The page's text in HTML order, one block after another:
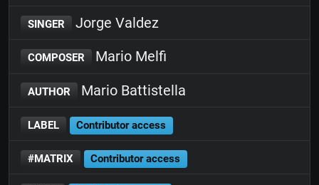
SINGER Jorge Valdez
COMPOSER Mario Melfi
AUTHOR Mario Battistella
LABEL Contributor access
#MATRIX Contributor access